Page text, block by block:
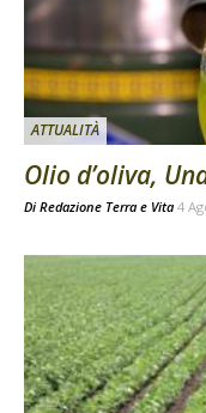
ATTUALITÀ
Olio d’oliva,
Di Redazione Terra e Vita 4